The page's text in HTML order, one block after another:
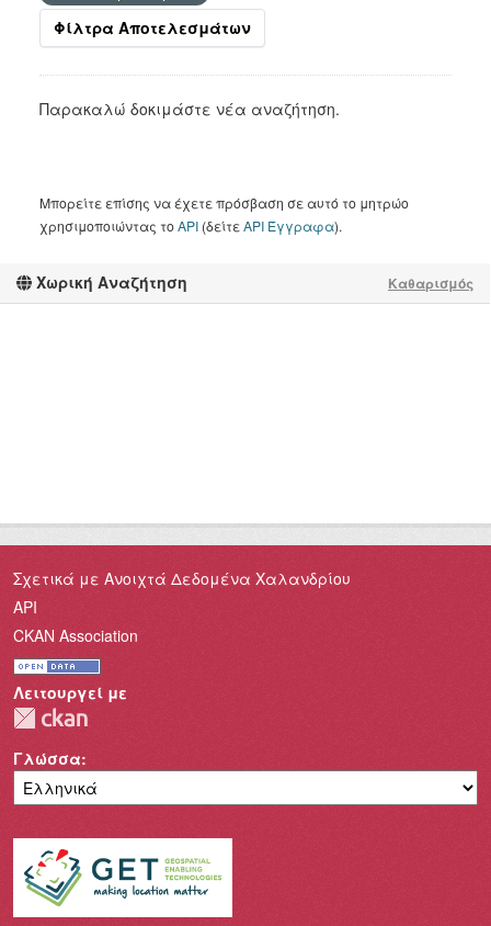
Χωρική Αναζήτηση Καθαρισμός
Φίλτρα Αποτελεσμάτων
Παρακαλώ δοκιμάστε νέα αναζήτηση.
Μπορείτε επίσης να έχετε πρόσβαση σε αυτό το μητρώο
χρησιμοποιώντας τοAPI (δείτεAPI Έγγραφα).
Σχετικά με Ανοιχτά Δεδομένα Χαλανδρίου
API
CKAN Association
Λειτουργεί με
Γλώσσα